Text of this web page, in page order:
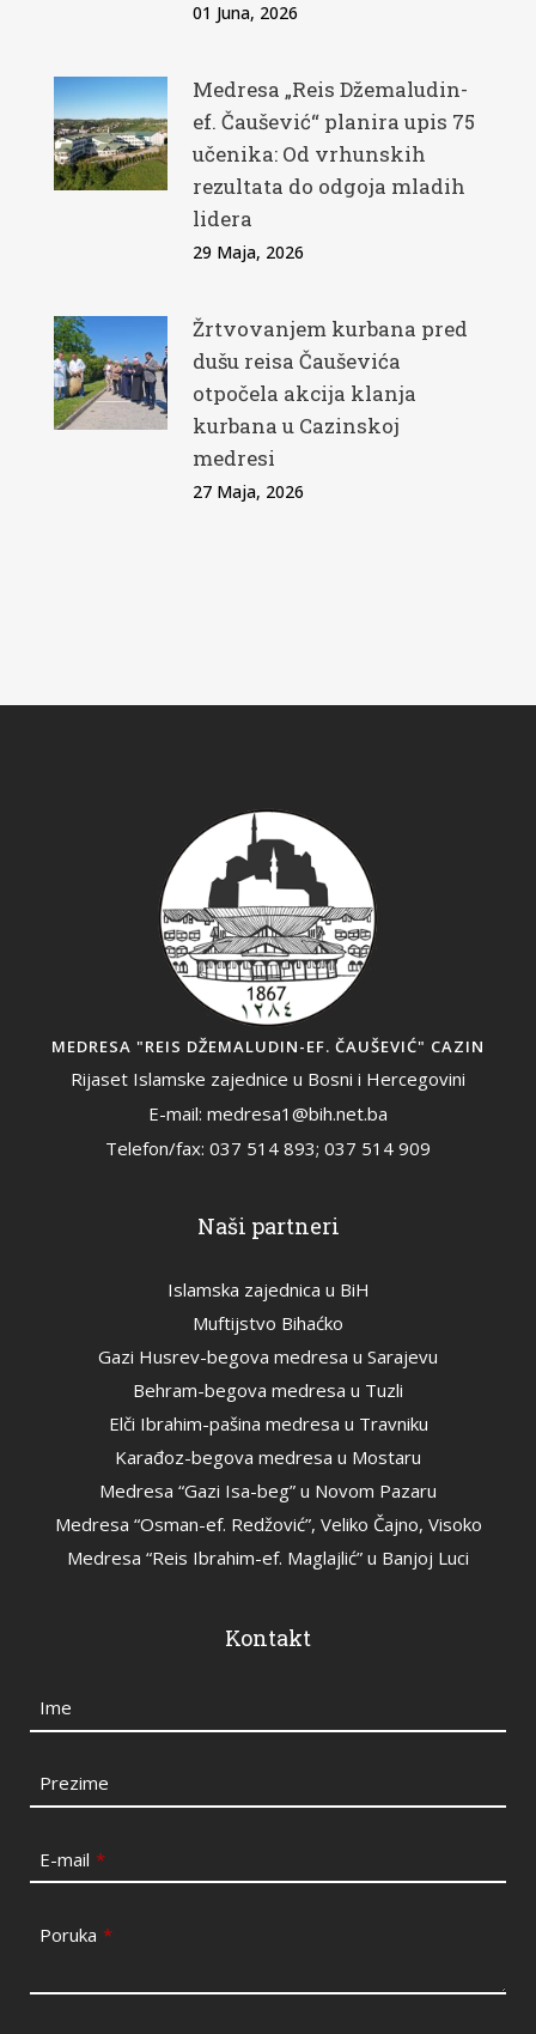
01 Juna, 2026
Medresa „Reis Džemaludin-
ef. Čaušević“ planira upis 75
učenika: Od vrhunskih
rezultata do odgoja mladih
lidera
29 Maja, 2026
Žrtvovanjem kurbana pred
dušu reisa Čauševića
otpočela akcija klanja
kurbana u Cazinskoj
medresi
27 Maja, 2026
MEDRESA "REIS DŽEMALUDIN-EF. ČAUŠEVIĆ" CAZIN
Rijaset Islamske zajednice u Bosni i Hercegovini
E-mail: medresa1@bih.net.ba
Telefon/fax: 037 514 893; 037 514 909
Naši partneri
Islamska zajednica u BiH
Muftijstvo Bihaćko
Gazi Husrev-begova medresa u Sarajevu
Behram-begova medresa u Tuzli
Elči Ibrahim-pašina medresa u Travniku
Karađoz-begova medresa u Mostaru
Medresa “Gazi Isa-beg” u Novom Pazaru
Medresa “Osman-ef. Redžović”, Veliko Čajno, Visoko
Medresa “Reis Ibrahim-ef. Maglajlić” u Banjoj Luci
Kontakt
Ime
Prezime
E-mail *
Poruka *